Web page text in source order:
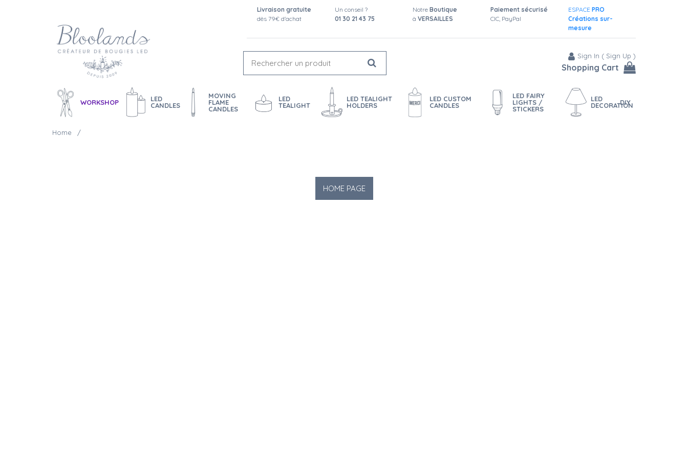
Livraison gratuite
dès 79€ d'achat
Un conseil ?
01 30 21 43 75
Notre Boutique
à VERSAILLES
Paiement sécurisé
CIC, PayPal
ESPACE PRO
Créations sur-
mesure
Sign In ( Sign Up )
Shopping Cart
WORKSHOP
LED
CANDLES
MOVING
FLAME
CANDLES
LED
TEALIGHT
LED TEALIGHT
HOLDERS
LED CUSTOM
CANDLES
LED FAIRY
LIGHTS /
STICKERS
LED
DECORATION
DIY
Home